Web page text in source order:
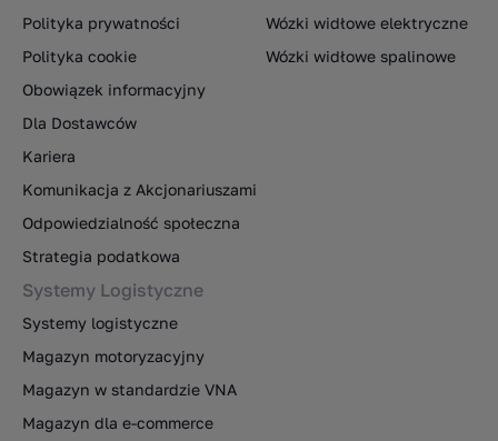
Polityka prywatności
Polityka cookie
Obowiązek informacyjny
Dla Dostawców
Kariera
Komunikacja z Akcjonariuszami
Odpowiedzialność społeczna
Strategia podatkowa
Wózki widłowe elektryczne
Wózki widłowe spalinowe
Systemy Logistyczne
Systemy logistyczne
Magazyn motoryzacyjny
Magazyn w standardzie VNA
Magazyn dla e-commerce